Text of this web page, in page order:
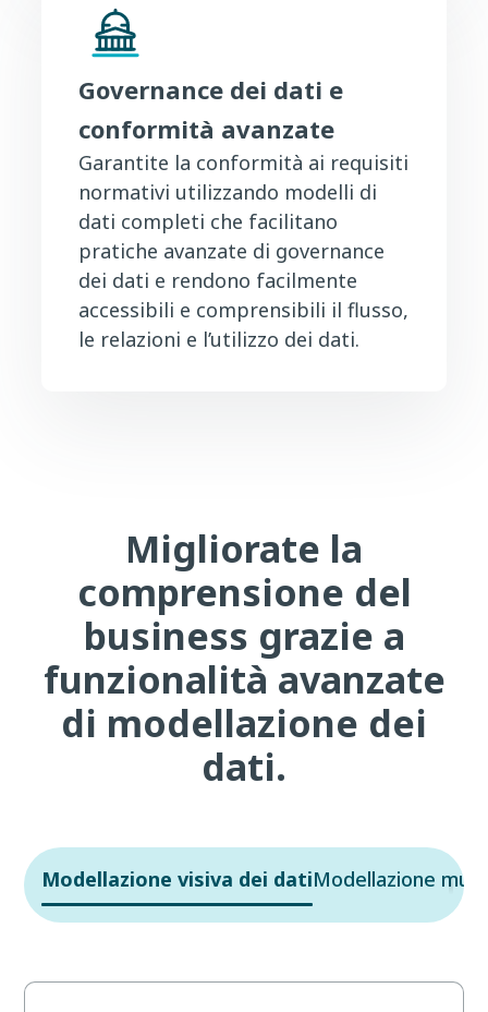
Governance dei dati e
conformità avanzate
Garantite la conformità ai requisiti
normativi utilizzando modelli di
dati completi che facilitano
pratiche avanzate di governance
dei dati e rendono facilmente
accessibili e comprensibili il flusso,
le relazioni e l’utilizzo dei dati.
Migliorate la
comprensione del
business grazie a
funzionalità avanzate
di modellazione dei
dati.
Modellazione visiva dei datiModellazione